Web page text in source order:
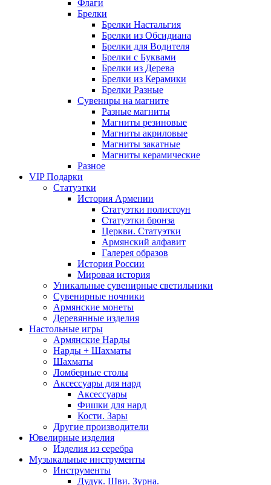
Флаги
Брелки
Брелки Настальгия
Брелки из Обсидиана
Брелки для Водителя
Брелки с Буквами
Брелки из Дерева
Брелки из Керамики
Брелки Разные
Сувениры на магните
Разные магниты
Магниты резиновые
Магниты акриловые
Магниты закатные
Магниты керамические
Разное
VIP Подарки
Статуэтки
История Армении
Статуэтки полистоун
Статуэтки бронза
Церкви. Статуэтки
Армянский алфавит
Галерея образов
История России
Мировая история
Уникальные сувенирные светильники
Сувенирные ночники
Армянские монеты
Деревянные изделия
Настольные игры
Армянские Нарды
Нарды + Шахматы
Шахматы
Ломберные столы
Аксессуары для нард
Аксессуары
Фишки для нард
Кости. Зары
Другие производители
Ювелирные изделия
Изделия из серебра
Музыкальные инструменты
Инструменты
Дудук. Шви. Зурна.